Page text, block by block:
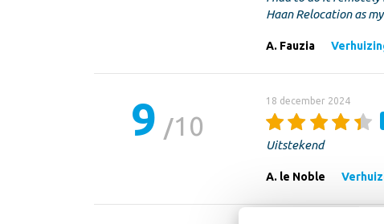
Haan Relocation as
A. Fauzia
9 10
18 december 2024
Uitstekend
A. le Noble